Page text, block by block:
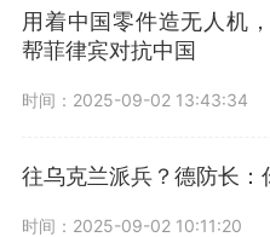
用着中国零件造无人机
帮菲律宾对抗中国
时间：2025-09-02 13:43:34
往乌克兰派兵？德防长：
时间：2025-09-02 10:11:20